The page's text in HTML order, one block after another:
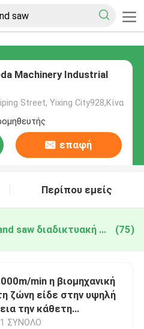
Machinery Industrial
Street, Yixing City928,Κίνα
επαφή
Περίπου εμείς
industrial vertical band saw διαδικτυακή κατασκευή (75)
min η βιομηχανική
ζώνη είδε στην υψηλή
την κάθετη
χάλυβα
1 ΣΥΝΟΛΟ